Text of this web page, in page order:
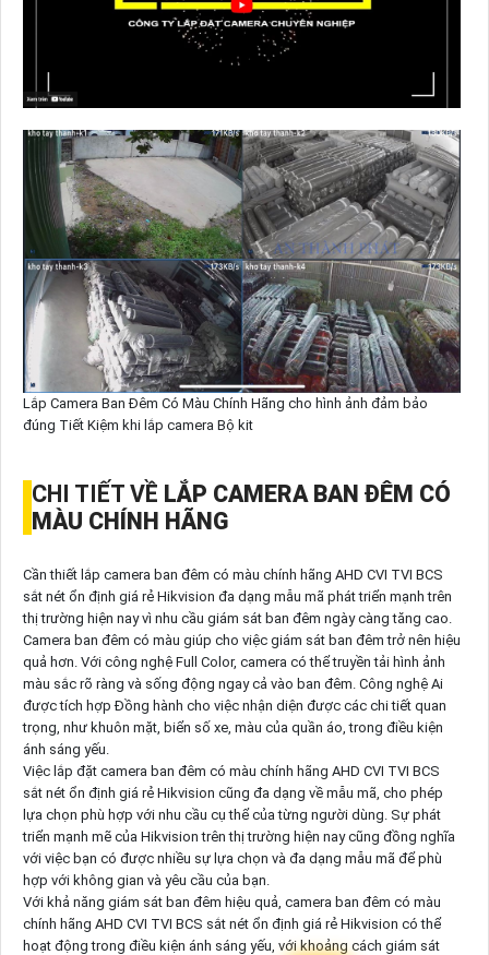
Lắp Camera Ban Đêm Có Màu Chính Hãng cho hình ảnh đảm bảo
đúng Tiết Kiệm khi lắp camera Bộ kit
CHI TIẾT VỀ LẮP CAMERA BAN ĐÊM CÓ
MÀU CHÍNH HÃNG
Cần thiết lắp camera ban đêm có màu chính hãng AHD CVI TVI BCS
sắt nét ổn định giá rẻ Hikvision đa dạng mẫu mã phát triển mạnh trên
thị trường hiện nay vì nhu cầu giám sát ban đêm ngày càng tăng cao.
Camera ban đêm có màu giúp cho việc giám sát ban đêm trở nên hiệu
quả hơn. Với công nghệ Full Color, camera có thể truyền tải hình ảnh
màu sắc rõ ràng và sống động ngay cả vào ban đêm. Công nghệ Ai
được tích hợp Đồng hành cho việc nhận diện được các chi tiết quan
trọng, như khuôn mặt, biển số xe, màu của quần áo, trong điều kiện
ánh sáng yếu.
Việc lắp đặt camera ban đêm có màu chính hãng AHD CVI TVI BCS
sắt nét ổn định giá rẻ Hikvision cũng đa dạng về mẫu mã, cho phép
lựa chọn phù hợp với nhu cầu cụ thể của từng người dùng. Sự phát
triển mạnh mẽ của Hikvision trên thị trường hiện nay cũng đồng nghĩa
với việc bạn có được nhiều sự lựa chọn và đa dạng mẫu mã để phù
hợp với không gian và yêu cầu của bạn.
Với khả năng giám sát ban đêm hiệu quả, camera ban đêm có màu
chính hãng AHD CVI TVI BCS sắt nét ổn định giá rẻ Hikvision có thể
hoạt động trong điều kiện ánh sáng yếu, với khoảng cách giám sát